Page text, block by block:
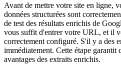
Avant de mettre votre site en ligne,
données structurées sont
de test des résultats enrichis de
vous suffit d'entrer votre URL, et il
correctement configuré. S'il y a des
immédiatement. Cette étape garantit
avantages des extraits enrichis.